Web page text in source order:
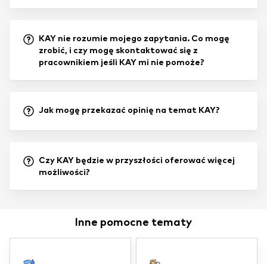
Inne pomocne tematy
KAY nie rozumie mojego zapytania. Co mogę
zrobić, i czy mogę skontaktować się z
pracownikiem jeśli KAY mi nie pomoże?
Jak mogę przekazać opinię na temat KAY?
Czy KAY będzie w przyszłości oferować więcej
możliwości?